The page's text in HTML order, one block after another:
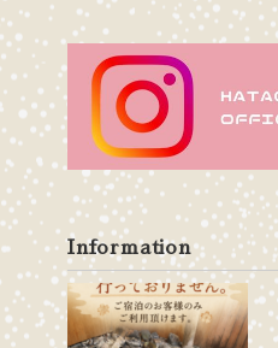
Information